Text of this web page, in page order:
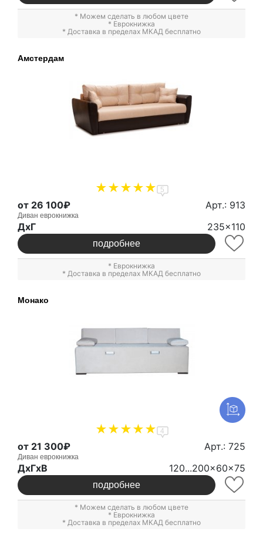
* Можем сделать в любом цвете
* Еврокнижка
* Доставка в пределах МКАД бесплатно
Амстердам
5
от 26 100₽ Арт.: 913
Диван еврокнижка
ДxГ 235x110
подробнее
* Еврокнижка
* Доставка в пределах МКАД бесплатно
Монако
4
от 21 300₽ Арт.: 725
Диван еврокнижка
ДxГxВ 120...200x60x75
подробнее
* Можем сделать в любом цвете
* Еврокнижка
* Доставка в пределах МКАД бесплатно